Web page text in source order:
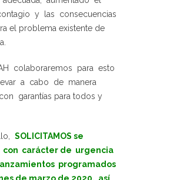
y las consecuencias
el problema existente de
colaboraremos para esto
a cabo de manera
garantías para todos y
SOLICITAMOS se
con carácter de urgencia
programados